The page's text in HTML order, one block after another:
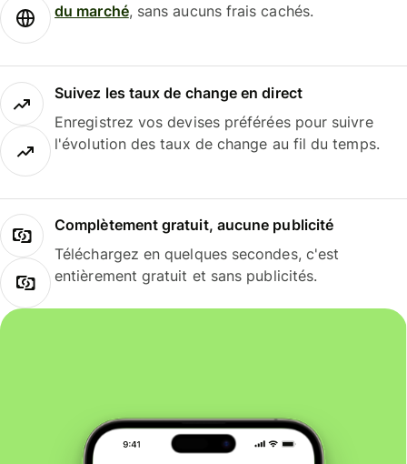
du marché, sans aucuns frais cachés.
Suivez les taux de change en direct
Enregistrez vos devises préférées pour suivre
l'évolution des taux de change au fil du temps.
Complètement gratuit, aucune publicité
Téléchargez en quelques secondes, c'est
entièrement gratuit et sans publicités.